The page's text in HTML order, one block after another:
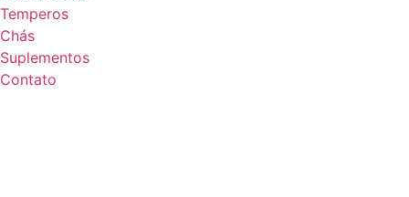
Temperos
Chás
Suplementos
Contato